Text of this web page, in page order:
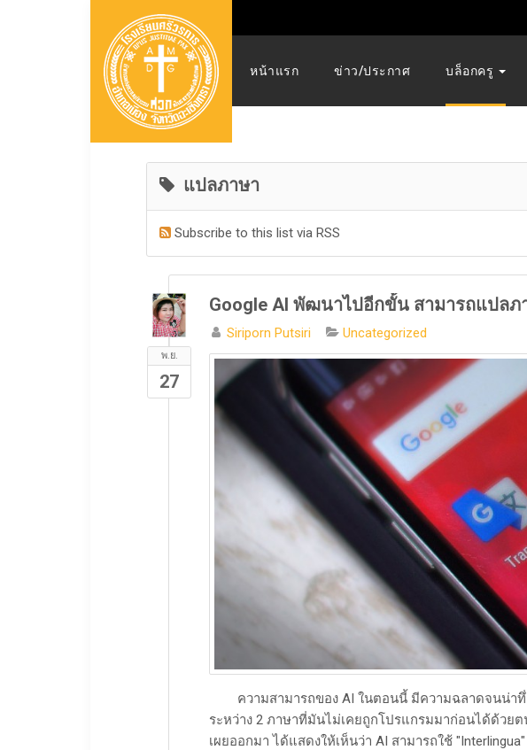
หน้าแรก ข่าว/ประกาศ บล็อกครู
แปลภาษา
Subscribe to this list via RSS
พ.ย.
27
Google AI พัฒนาไปอีกขั้น สามารถแปลภ
Siriporn Putsiri Uncategorized
ความสามารถของ AI ในตอนนี้ มีความฉลาดจนน่าทึ่
ระหว่าง 2 ภาษาที่มันไม่เคยถูกโปรแกรมมาก่อนได้ด้วยต
เผยออกมา ได้แสดงให้เห็นว่า AI สามารถใช้